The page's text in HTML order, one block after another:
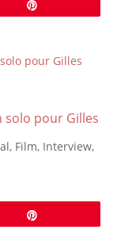
solo pour Gilles
, Film, Interview,